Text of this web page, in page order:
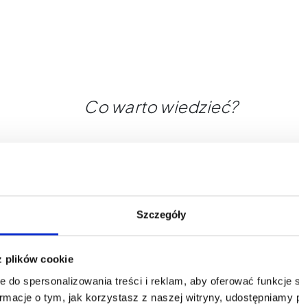
Szczegóły
plików cookie
do spersonalizowania treści i reklam, aby oferować funkcje
o tym, jak korzystasz z naszej witryny, udostępniamy
Co warto wiedzieć?